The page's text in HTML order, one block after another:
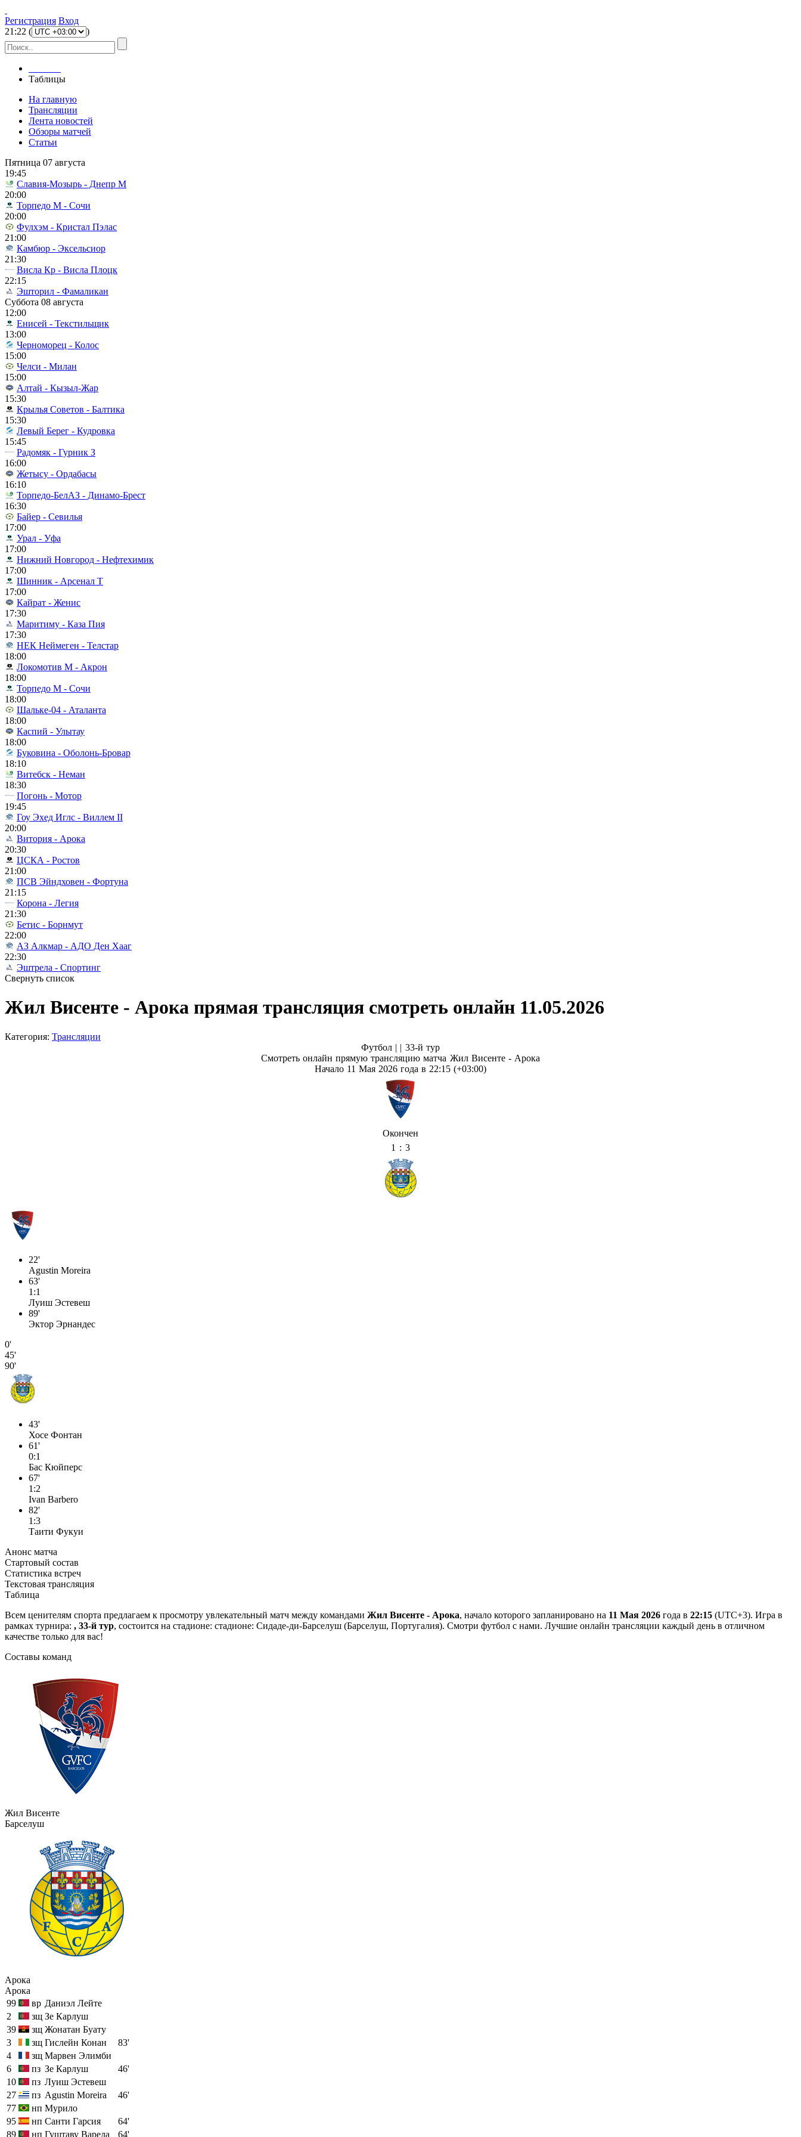
Регистрация Вход
21 :22 ( )
Таблицы
На главную
Трансляции
Лента новостей
Обзоры матчей
Статьи
Пятница 07 августа
19:45
Славия-Мозырь - Днепр М
20:00
Торпедо М - Сочи
20:00
Фулхэм - Кристал Пэлас
21:00
Камбюр - Эксельсиор
21:30
Висла Кр - Висла Плоцк
22:15
Эшторил - Фамаликан
Суббота 08 августа
12:00
Енисей - Текстильщик
13:00
Черноморец - Колос
15:00
Челси - Милан
15:00
Алтай - Кызыл-Жар
15:30
Крылья Советов - Балтика
15:30
Левый Берег - Кудровка
15:45
Радомяк - Гурник З
16:00
Жетысу - Ордабасы
16:10
Торпедо-БелАЗ - Динамо-Брест
16:30
Байер - Севилья
17:00
Урал - Уфа
17:00
Нижний Новгород - Нефтехимик
17:00
Шинник - Арсенал Т
17:00
Кайрат - Женис
17:30
Маритиму - Каза Пия
17:30
НЕК Неймеген - Телстар
18:00
Локомотив М - Акрон
18:00
Торпедо М - Сочи
18:00
Шальке-04 - Аталанта
18:00
Каспий - Улытау
18:00
Буковина - Оболонь-Бровар
18:10
Витебск - Неман
18:30
Погонь - Мотор
19:45
Гоу Эхед Иглс - Виллем II
20:00
Витория - Арока
20:30
ЦСКА - Ростов
21:00
ПСВ Эйндховен - Фортуна
21:15
Корона - Легия
21:30
Бетис - Борнмут
22:00
АЗ Алкмар - АДО Ден Хааг
22:30
Эштрела - Спортинг
Свернуть список
Жил Висенте - Арока прямая трансляция смотреть онлайн 11.05.2026
Категория: Трансляции
Футбол | | 33-й тур
Смотреть онлайн прямую трансляцию матча Жил Висенте - Арока
Начало 11 Мая 2026 года в 22:15 (+03:00)
Окончен
1 : 3
22'
Agustin Moreira
63'
1:1
Луиш Эстевеш
89'
Эктор Эрнандес
0'
45'
90'
43'
Хосе Фонтан
61'
0:1
Бас Кюйперс
67'
1:2
Ivan Barbero
82'
1:3
Таити Фукуи
Анонс матча
Стартовый состав
Статистика встреч
Текстовая трансляция
Таблица
Всем ценителям спорта предлагаем к просмотру увлекательный матч между командами Жил Висенте - Арока, начало которого запланировано на 11 Мая 2026 года в 22:15 (UTC+3). Игра в
рамках турнира: , 33-й тур, состоится на стадионе: стадионе: Сидаде-ди-Барселуш (Барселуш, Португалия). Смотри футбол с нами. Лучшие онлайн трансляции каждый день в отличном
качестве только для вас!
Составы команд
Жил Висенте
Барселуш
Арока
Арока
99
вр Даниэл Лейте
2
зщ Зе Карлуш
39
зщ Жонатан Буату
3
зщ Гислейн Конан
83'
4
зщ Марвен Элимби
6
пз Зе Карлуш
46'
10
пз Луиш Эстевеш
27
пз Agustin Moreira
46'
77
нп Мурило
95
нп Санти Гарсия
64'
89
нп Гуштаву Варела 64'